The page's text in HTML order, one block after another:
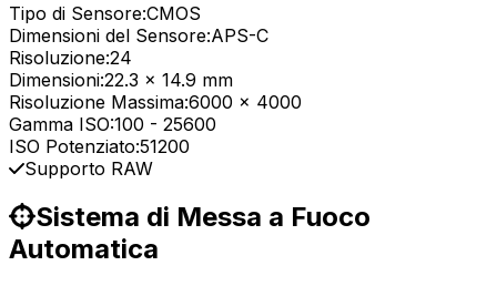
Tipo di Sensore:CMOS
Dimensioni del Sensore:APS-C
Risoluzione:24
Dimensioni:22.3 x 14.9 mm
Risoluzione Massima:6000 x 4000
Gamma ISO:100 - 25600
ISO Potenziato:51200
Supporto RAW
Sistema di Messa a Fuoco
Automatica